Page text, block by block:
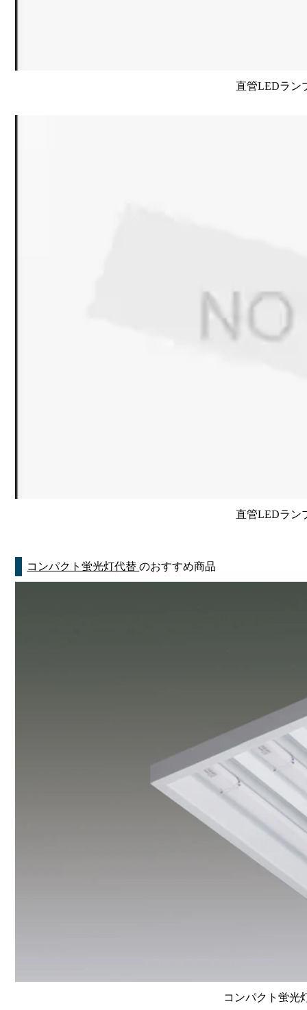
直管LEDラン
直管LEDラン
コンパクト蛍光灯代替のおすすめ商品
コンパクト蛍光